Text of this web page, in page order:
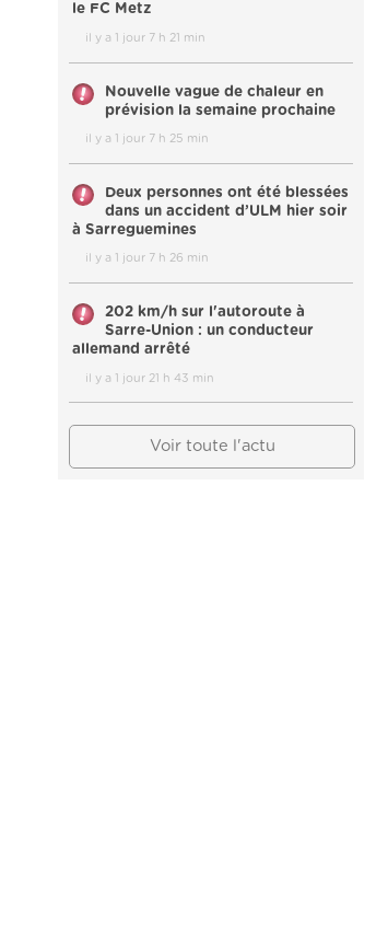
le FC Metz
il y a 1 jour 7 h 21 min
Nouvelle vague de chaleur en
prévision la semaine prochaine
il y a 1 jour 7 h 25 min
Deux personnes ont été blessées
dans un accident d’ULM hier soir
à Sarreguemines
il y a 1 jour 7 h 26 min
202 km/h sur l'autoroute à
Sarre-Union : un conducteur
allemand arrêté
il y a 1 jour 21 h 43 min
Voir toute l'actu